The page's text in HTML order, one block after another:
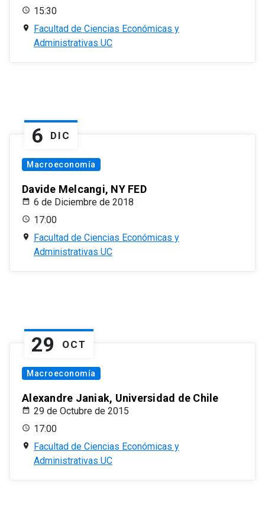
15:30
Facultad de Ciencias Económicas y
Administrativas UC
6 DIC
Macroeconomía
Davide Melcangi, NY FED
6 de Diciembre de 2018
17:00
Facultad de Ciencias Económicas y
Administrativas UC
29 OCT
Macroeconomía
Alexandre Janiak, Universidad de Chile
29 de Octubre de 2015
17:00
Facultad de Ciencias Económicas y
Administrativas UC